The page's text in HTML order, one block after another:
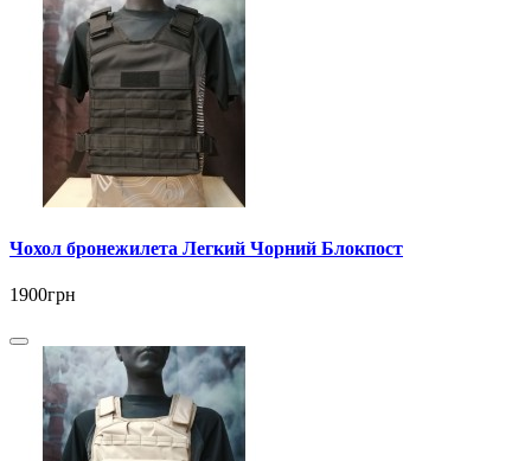
Чохол бронежилета Легкий Чорний Блокпост
1900грн